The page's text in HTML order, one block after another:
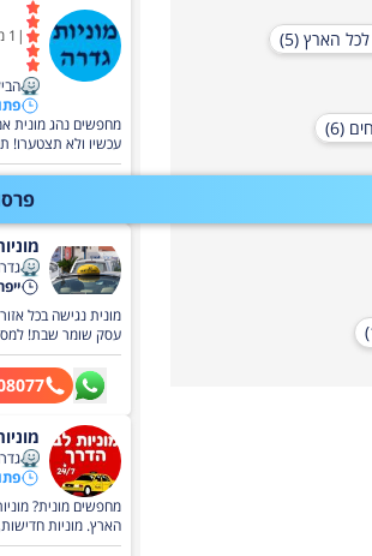
לכל הארץ (5)
(6)
|
1
פתוח
עכשיו ולא תצטערו! תחנת מוניות גדרה הותיקה מעל התחנה המרכזית - מקצועיות, אמינות ושירות מצוין.
עסק שומר שבת!
פתוח
הארץ. מוניות
ומשלוחים מהירים.